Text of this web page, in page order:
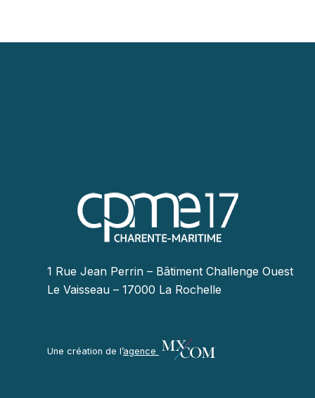
1 Rue Jean Perrin – Bâtiment Challenge Ouest
Le Vaisseau – 17000 La Rochelle
Une création de l’agence